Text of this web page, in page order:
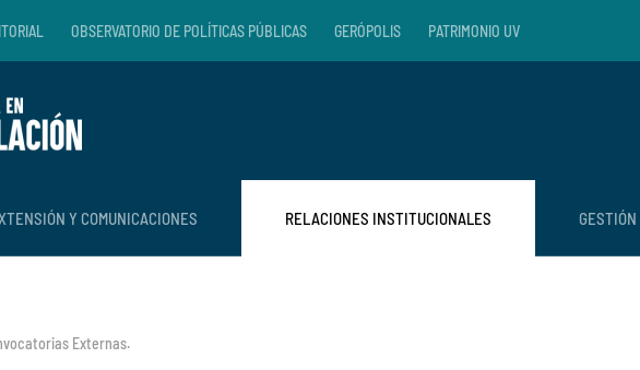
OBSERVATORIO DE POLÍTICAS PÚBLICAS GERÓPOLIS PATRIMONIO UV
Y COMUNICACIONES RELACIONES INSTITUCIONALES
Externas.